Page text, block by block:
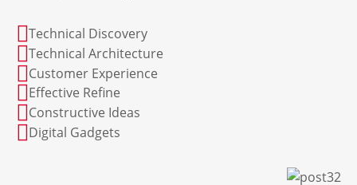
Technical Discovery
Technical Architecture
Customer Experience
Effective Refine
Constructive Ideas
Digital Gadgets